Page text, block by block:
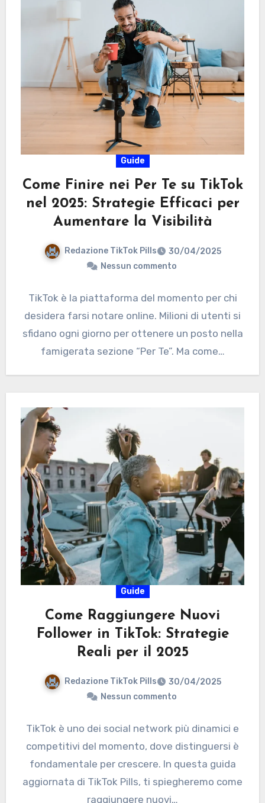
Guide
Come Finire nei Per Te su TikTok
nel 2025: Strategie Efficaci per
Aumentare la Visibilità
Redazione TikTok Pills
30/04/2025
Nessun commento
TikTok è la piattaforma del momento per chi
desidera farsi notare online. Milioni di utenti si
sfidano ogni giorno per ottenere un posto nella
famigerata sezione “Per Te”. Ma come…
Guide
Come Raggiungere Nuovi
Follower in TikTok: Strategie
Reali per il 2025
Redazione TikTok Pills
30/04/2025
Nessun commento
TikTok è uno dei social network più dinamici e
competitivi del momento, dove distinguersi è
fondamentale per crescere. In questa guida
aggiornata di TikTok Pills, ti spiegheremo come
raggiungere nuovi…